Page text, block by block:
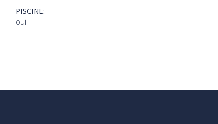
PISCINE:
oui